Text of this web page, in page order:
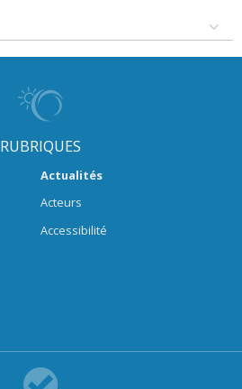
RUBRIQUES
Actualités
Acteurs
Accessibilité